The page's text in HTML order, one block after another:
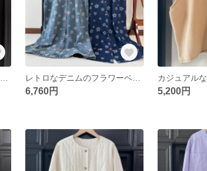
レトロなデニムのフラワーベスト、長袖なしワンピース
6,760円 5,200円